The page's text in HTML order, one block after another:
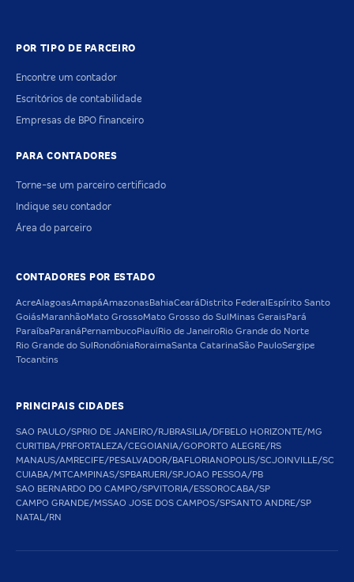
POR TIPO DE PARCEIRO
Encontre um contador
Escritórios de contabilidade
Empresas de BPO financeiro
PARA CONTADORES
Torne-se um parceiro certificado
Indique seu contador
Área do parceiro
CONTADORES POR ESTADO
AcreAlagoasAmapáAmazonas BahiaCeará Distrito Federal Espírito Santo
GoiásMaranhãoMato GrossoMato Grosso do Sul Minas Gerais Pará
Paraíba Paraná PernambucoPiauíRio de JaneiroRio Grande do Norte
Rio Grande do Sul Rondônia RoraimaSanta CatarinaSão PauloSergipe
Tocantins
PRINCIPAIS CIDADES
SAO PAULO/SPRIO DE JANEIRO/RJBRASILIA/DFBELO HORIZONTE/MG
CURITIBA/PRFORTALEZA/CEGOIANIA/GOPORTO ALEGRE/RS
MANAUS/AMRECIFE/PESALVADOR/BAFLORIANOPOLIS/SCJOINVILLE/SC
CUIABA/MTCAMPINAS/SPBARUERI/SPJOAO PESSOA/PB
SAO BERNARDO DO CAMPO/SPVITORIA/ESSOROCABA/SP
CAMPO GRANDE/MSSAO JOSE DOS CAMPOS/SPSANTO ANDRE/SP
NATAL/RN